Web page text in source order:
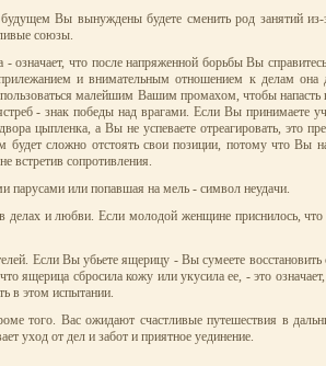
Вы вынуждены будете сменить род занятий из-
союзы.
означает, что после напряженной борьбы Вы
и внимательным отношением к делам она
малейшим Вашим промахом, чтобы напасть
- знак победы над врагами. Если Вы принимаете
цыпленка, а Вы не успеваете отреагировать, это
сложно отстоять свои позиции, потому что Вы
встретив сопротивления.
парусами или попавшая на мель - символ неудачи.
и любви. Если молодой женщине приснилось, что
Если Вы убьете ящерицу - Вы сумеете
ящерица сбросила кожу или укусила ее, - это
в этом испытании.
того. Вас ожидают счастливые путешествия в
уход от дел и забот и приятное уединение.